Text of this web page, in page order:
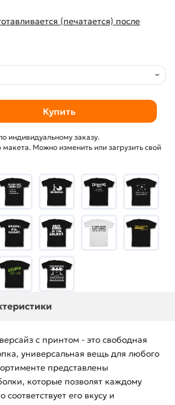
(печатается) после
Купить
индивидуальному заказу.
Можно изменить или загрузить свой
с принтом - это свободная
универсальная вещь для любого
представлены
которые позволят каждому
соответствует его вкусу и